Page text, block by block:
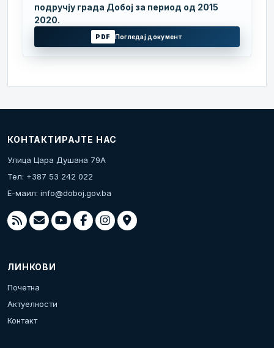
подручју града Добој за период од 2015
2020.
PDF Погледај документ
КОНТАКТИРАЈТЕ НАС
Улица Цара Душана 79А
Тел: +387 53 242 022
Е-маил: info@doboj.gov.ba
ЛИНКОВИ
Почетна
Актуелности
Контакт